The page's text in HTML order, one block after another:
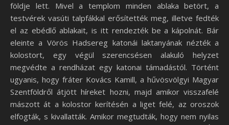
földje lett. Mivel a templom minden ablaka betört, a
testvérek vasúti talpfákkal erősítették meg, illetve fedték
el az ebédlő ablakait, is itt rendezték be a kápolnát. Bár
eleinte a Vörös Hadsereg katonái laktanyának nézték a
kolostort, egy végül szerencsésen alakuló helyzet
megvédte a rendházat egy katonai támadástól. Történt
ugyanis, hogy fráter Kovács Kamill, a hűvösvölgyi Magyar
Szentföldről átjött híreket hozni, majd amikor visszafelé
mászott át a kolostor kerítésén a liget felé, az oroszok
elfogták, s kivallatták. Amikor megtudták, hogy nem nyilas